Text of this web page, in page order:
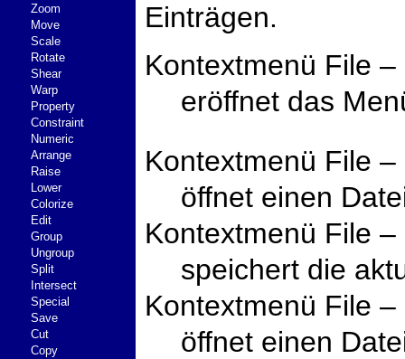
Einträgen.
Kontextmenü File
eröffnet das
Kontextmenü File –
öffnet einen
Kontextmenü File –
speichert die
Kontextmenü File –
öffnet einen
Zoom
Move
Scale
Rotate
Shear
Warp
Property
Constraint
Numeric
Arrange
Raise
Lower
Colorize
Edit
Group
Ungroup
Split
Intersect
Special
Save
Cut
Copy